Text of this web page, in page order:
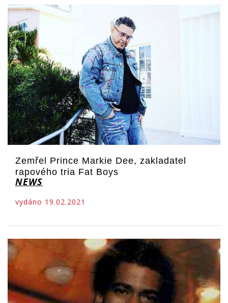
Zemřel Prince Markie Dee, zakladatel
rapového tria Fat Boys
NEWS
vydáno 19.02.2021